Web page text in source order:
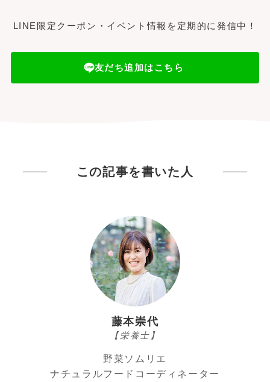
LINE限定クーポン・イベント情報を定期的に発信中！
友だち追加はこちら
この記事を書いた人
藤本崇代
【栄養士】
野菜ソムリエ
ナチュラルフードコーディネーター